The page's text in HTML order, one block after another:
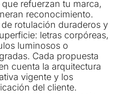
refuerzan tu marca,
reconocimiento.
rotulación duraderos y
letras corpóreas,
luminosos o
Cada propuesta
cuenta la arquitectura
vigente y los
del cliente.